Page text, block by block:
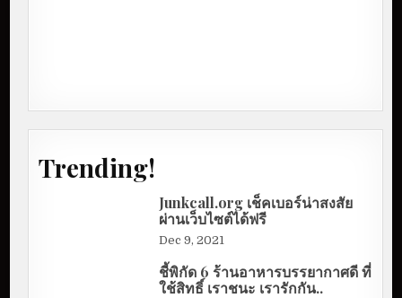
Trending!
Junkcall.org เช็คเบอร์น่าสงสัย
ผ่านเว็บไซต์ได้ฟรี
Dec 9, 2021
ชี้พิกัด 6 ร้านอาหารบรรยากาศดี ที่
ใช้สิทธิ์ เราชนะ เรารักกัน..